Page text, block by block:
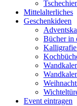
Mittelalterliches
Geschenkideen
Bücher in
Kalligrafie
Event eintragen